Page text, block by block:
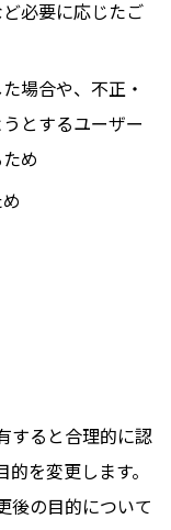
必要に応じたご
場合や、不正・
とするユーザー
め
すると合理的に認
を変更します。
後の目的について